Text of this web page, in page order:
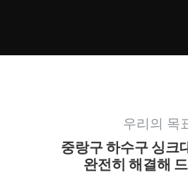
우리의 목
중랑구 하수구 싱크
완전히 해결해